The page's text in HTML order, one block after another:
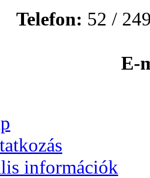
Telefon: 52 /
E-
információk